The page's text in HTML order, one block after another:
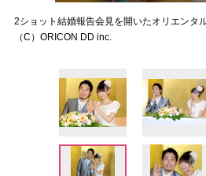
2ショット結婚報告会見を開いたオリエンタ
（C）ORICON DD inc.